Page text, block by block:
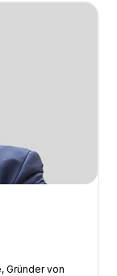
Gründer von